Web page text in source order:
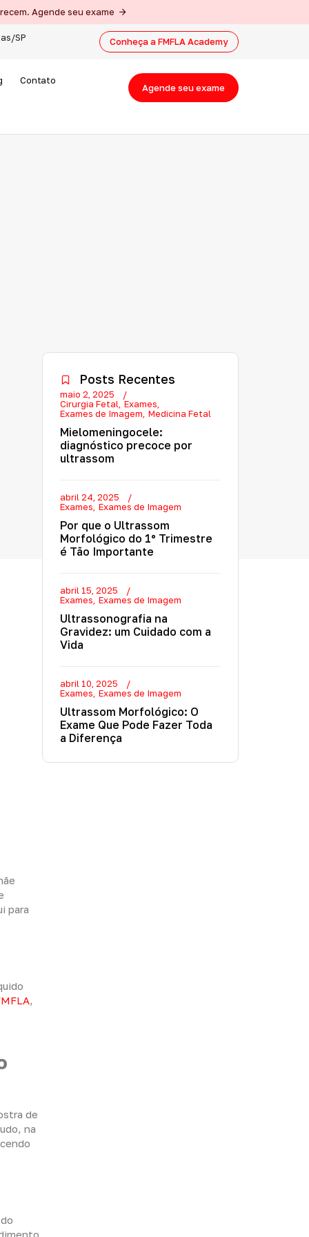
Agende seu exame
SP Conheça a FMFLA Academy
Contato
Agende seu exame
para
,
de
na
Posts Recentes
maio 2, 2025
Cirurgia Fetal Exames
Exames de Imagem Medicina Fetal
Mielomeningocele:
diagnóstico precoce por
ultrassom
abril 24, 2025
Exames Exames de Imagem
Por que o Ultrassom
Morfológico do 1º Trimestre
é Tão Importante
abril 15, 2025
Exames Exames de Imagem
Ultrassonografia na
Gravidez: um Cuidado com a
Vida
abril 10, 2025
Exames Exames de Imagem
Ultrassom Morfológico: O
Exame Que Pode Fazer Toda
a Diferença